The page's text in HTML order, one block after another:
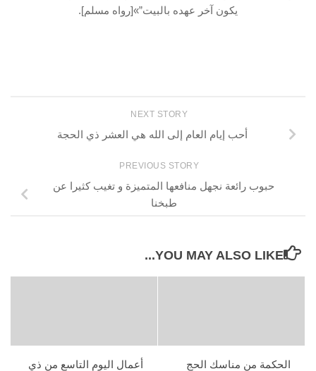
يكون آخر عهده بالبيت”»[رواه مسلم].
NEXT STORY
أحب إيام العام إلى الله هي العشر ذي الحجة
PREVIOUS STORY
حبوب رائعة نجهل منافعها المتميزة و تغيب كثيرا عن
طبخنا
YOU MAY ALSO LIKE...
أعمال اليوم التاسع من ذي
الحكمة من مناسك الحج